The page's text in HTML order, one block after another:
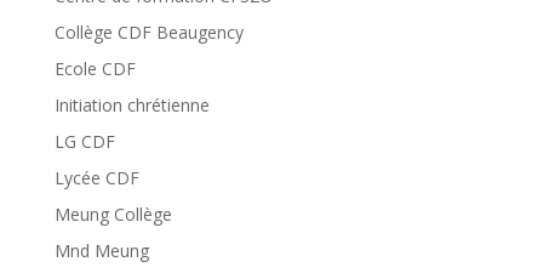
Collège CDF Beaugency
Ecole CDF
Initiation chrétienne
LG CDF
Lycée CDF
Meung Collège
Mnd Meung